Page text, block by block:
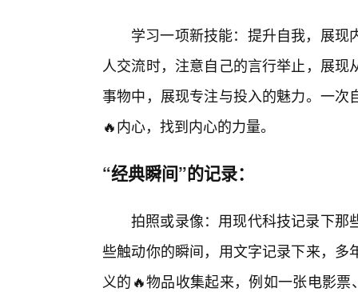
学习一项新技能：提升自我，展
人交流时，注意自己的言行举止，展
事物中，展现专注与投入的魅力。一
🔥内心，找到内心的力量。
“经典瞬间”的记录：
拍照或录像：用现代科技记录下那
些触动你的瞬间，用文字记录下来，
义的🔥物品收集起来，例如一张电影